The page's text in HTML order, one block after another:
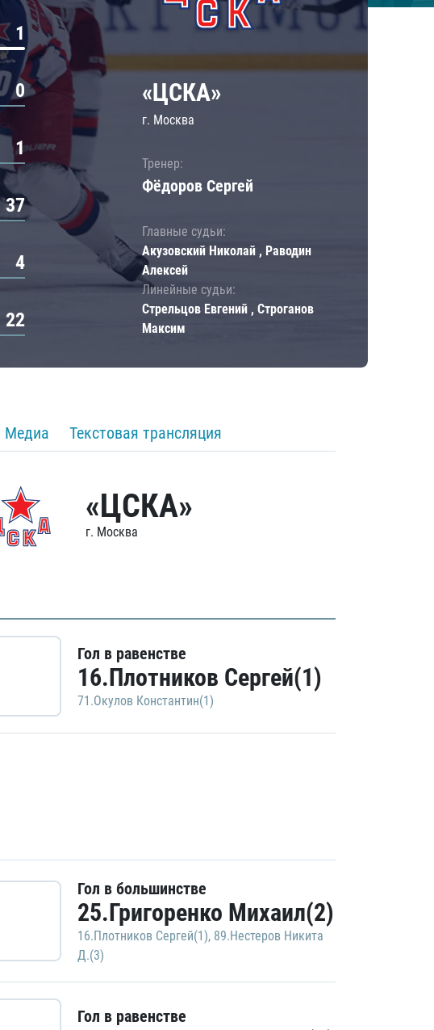
1
0
1
37
4
22
«ЦСКА»
г. Москва
Тренер:
Фёдоров Сергей
Главные судьи:
Акузовский Николай , Раводин
Алексей
Линейные судьи:
Стрельцов Евгений , Строганов
Максим
Медиа Текстовая трансляция
«ЦСКА»
г. Москва
Гол в равенстве
16.Плотников Сергей(1)
71.Окулов Константин(1)
Гол в большинстве
25.Григоренко Михаил(2)
16.Плотников Сергей(1), 89.Нестеров Никита
Д.(3)
Гол в равенстве